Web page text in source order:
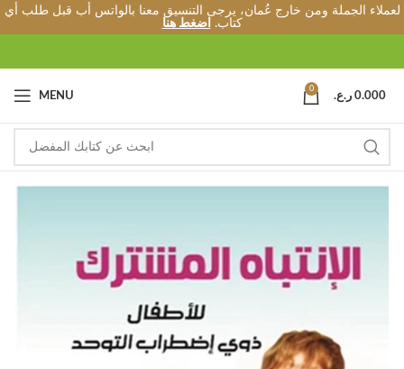
لعملاء الجملة ومن خارج عُمان، يرجى التنسيق معنا بالواتس أب قبل طلب أي
كتاب.
اضغط هنا
MENU
0
0.000 ر.ع.